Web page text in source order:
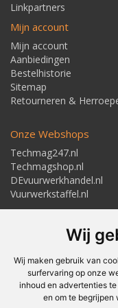
Wij
Wij maken gebruik van
surfervaring op onze
inhoud en advertenties
en om te begrijpen
Linkpartners
Mijn account
Mijn account
Aanbiedingen
Bestelhistorie
Sitemap
Retourneren &
Onze Webshops
Techmag247.nl
Techmagshop.nl
DEvuurwerkhandel.nl
Vuurwerkstaffel.nl
Adresgegevens
Textielstraat 4,
Telefoon: 053-